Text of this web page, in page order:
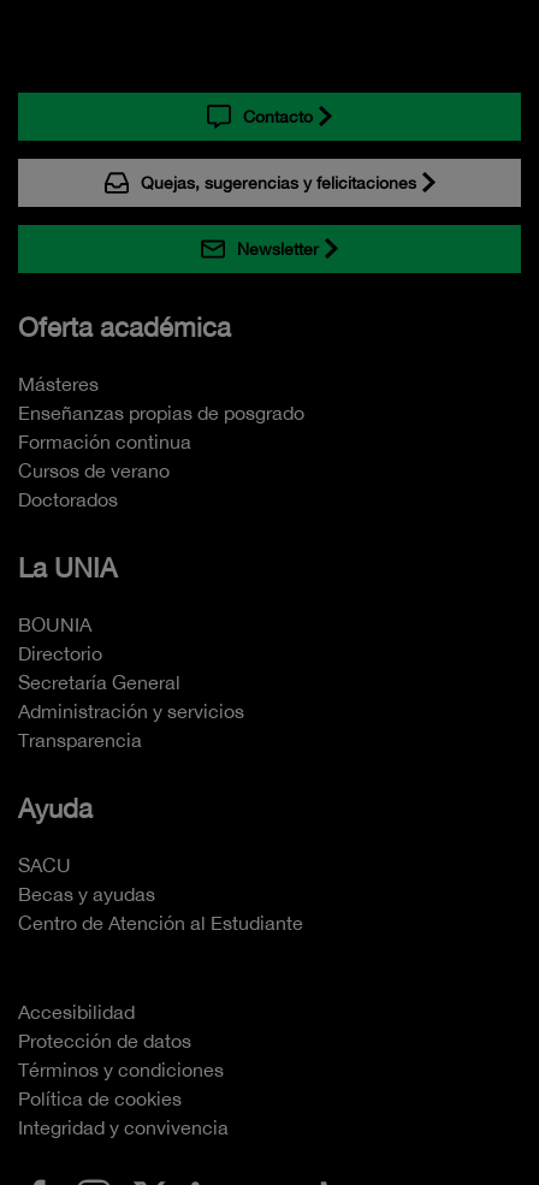
Contacto
Quejas, sugerencias y felicitaciones
Newsletter
Oferta académica
Másteres
Enseñanzas propias de posgrado
Formación continua
Cursos de verano
Doctorados
La UNIA
BOUNIA
Directorio
Secretaría General
Administración y servicios
Transparencia
Ayuda
SACU
Becas y ayudas
Centro de Atención al Estudiante
Accesibilidad
Protección de datos
Términos y condiciones
Política de cookies
Integridad y convivencia